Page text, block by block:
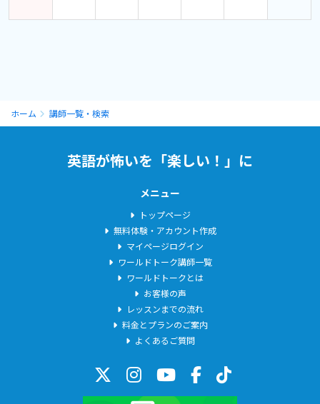
ホーム 講師一覧・検索
英語が怖いを「楽しい！」に
メニュー
トップページ
無料体験・アカウント作成
マイページログイン
ワールドトーク講師一覧
ワールドトークとは
お客様の声
レッスンまでの流れ
料金とプランのご案内
よくあるご質問